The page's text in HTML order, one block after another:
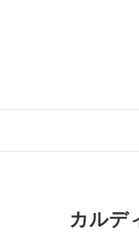
カルデ